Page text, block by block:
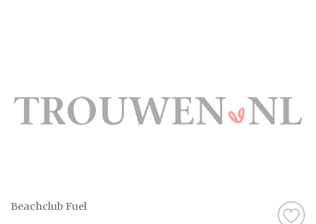
Beachclub Fuel